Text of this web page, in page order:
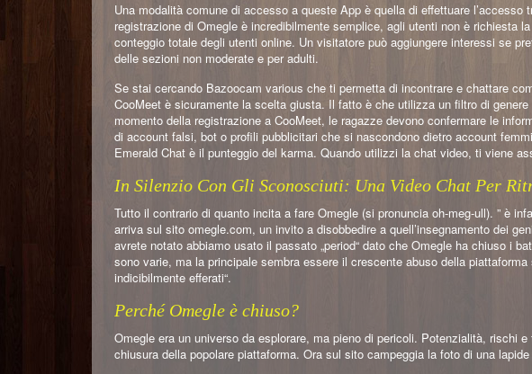
Una modalità comune di accesso a queste App è quella di effettuare
registrazione di Omegle è incredibilmente semplice, agli utenti non è richiesta
conteggio totale degli utenti online. Un visitatore può aggiungere interessi se
delle sezioni non moderate e per adulti.
Se stai cercando Bazoocam various che ti permetta di incontrare e chattare
CooMeet è sicuramente la scelta giusta. Il fatto è che utilizza un filtro di
momento della registrazione a CooMeet, le ragazze devono confermare le
di account falsi, bot o profili pubblicitari che si nascondono dietro account
Emerald Chat è il punteggio del karma. Quando utilizzi la chat video, ti viene
In Silenzio Con Gli Sconosciuti: Una Video Chat Per
Tutto il contrario di quanto incita a fare Omegle (si pronuncia oh-meg-ull). ” è
arriva sul sito omegle.com, un invito a disobbedire a quell’insegnamento dei
avrete notato abbiamo usato il passato „period“ dato che Omegle ha chiuso i
sono varie, ma la principale sembra essere il crescente abuso della
indicibilmente efferati“.
Perché Omegle è chiuso?
Omegle era un universo da esplorare, ma pieno di pericoli. Potenzialità, rischi
chiusura della popolare piattaforma. Ora sul sito campeggia la foto di una